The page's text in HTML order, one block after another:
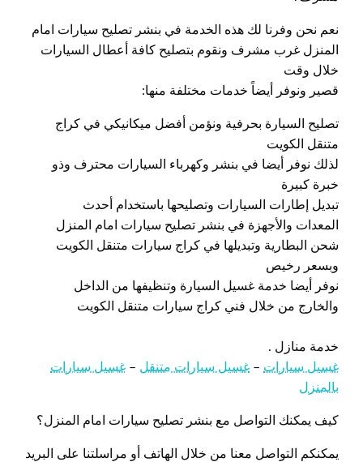
نعم نحن وفرنا لك هذه الخدمة في بنشر تصليح سيارات امام
المنزل غرب مشرف ونقوم بتصليح كافة أعطال السيارات
خلال وقت
قصير ونوفر أيضاً خدمات مختلفة منها:
تصليح السيارة بحرفية ونؤمن أفضل ميكانيكي في كراج
متنقل الكويت
لذلك نوفر أيضا في بنشر وكهرباء السيارات محترف وذو
خبرة كبيرة
تبديل إطارات السيارات وتصليحها باستخدام أحدث
المعدات والأجهزة في بنشر تصليح سيارات امام المنزل
شحن البطارية وتبديلها في كراج سيارات متنقل الكويت
وبسعر رخيص
نوفر أيضا خدمة غسيل السيارة وتنظيفها من الداخل
والخارج من خلال فني كراج سيارات متنقل الكويت
خدمة منازل .
غسيل سيارات – غسيل سيارات متنقل – غسيل سيارات
بالمنزل
كيف يمكنك التواصل مع بنشر تصليح سيارات امام المنزل؟
يمكنكم التواصل معنا من خلال الهاتف أو مراسلتنا على البريد